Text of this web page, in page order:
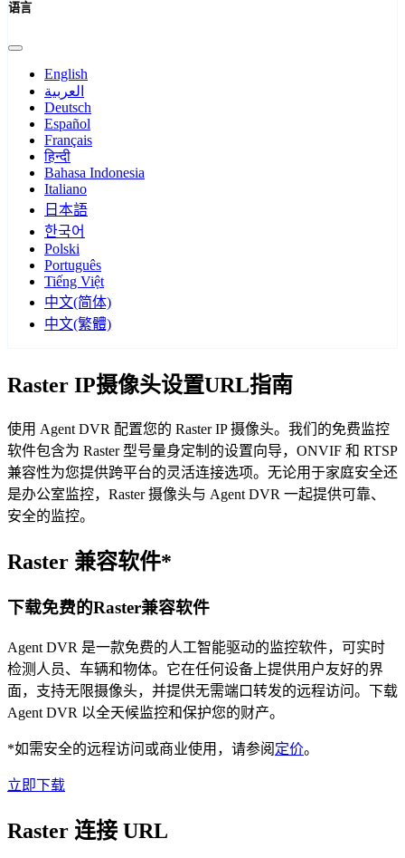
语言
English
العربية
Deutsch
Español
Français
हिन्दी
Bahasa Indonesia
Italiano
日本語
한국어
Polski
Português
Tiếng Việt
中文(简体)
中文(繁體)
Raster IP摄像头设置URL指南
使用 Agent DVR 配置您的 Raster IP 摄像头。我们的免费监控
软件包含为 Raster 型号量身定制的设置向导，ONVIF 和 RTSP
兼容性为您提供跨平台的灵活连接选项。无论用于家庭安全还
是办公室监控，Raster 摄像头与 Agent DVR 一起提供可靠、
安全的监控。
Raster 兼容软件*
下载免费的Raster兼容软件
Agent DVR 是一款免费的人工智能驱动的监控软件，可实时
检测人员、车辆和物体。它在任何设备上提供用户友好的界
面，支持无限摄像头，并提供无需端口转发的远程访问。下载
Agent DVR 以全天候监控和保护您的财产。
*如需安全的远程访问或商业使用，请参阅 定价。
立即下载
Raster 连接 URL